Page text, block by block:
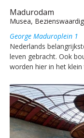
Madurodam
Musea,
George Maduroplein 1
Nederlands
leven gebracht. Ook
worden hier in het